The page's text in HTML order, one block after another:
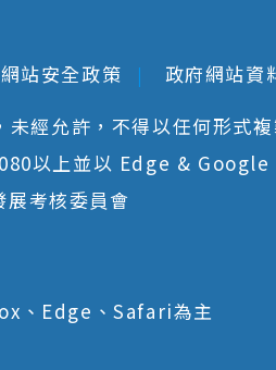
網站安全政策 政府網站資
經允許，不得以任何形式
以上並以 Edge &
考核委員會
、Edge、Safari為主